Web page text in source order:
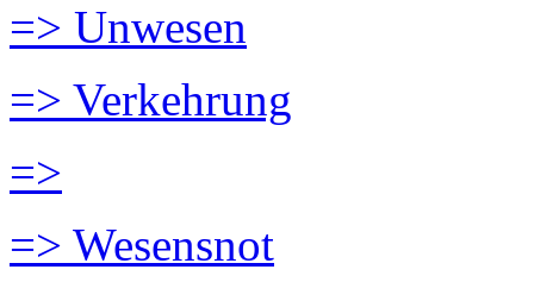
=> Unwesen
=> Verkehrung
=>
=> Wesensnot